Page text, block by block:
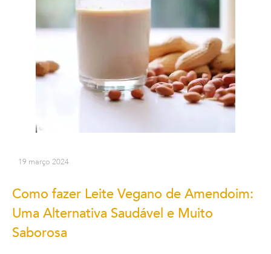
19 março 2024
Como fazer Leite Vegano de Amendoim:
Uma Alternativa Saudável e Muito
Saborosa